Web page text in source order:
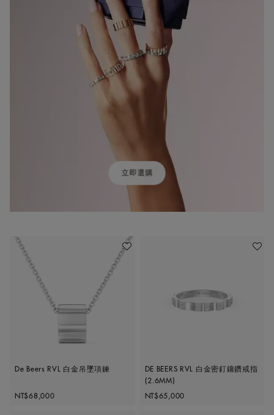
加入喜愛清單
De Beers RVL 白金吊墜項鍊
Original price
NT$68,000
加入喜
DE BEERS RVL 白金密釘鑲鑽戒指
(2.6MM)
Original price
NT$65,000
立即選購